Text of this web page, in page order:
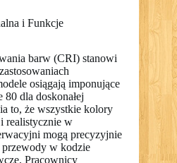
i Funkcje
barw (CRI) stanowi
osiągają imponujące
dla doskonałej
to, że wszystkie kolory
realistycznie w
mogą precyzyjnie
w kodzie
Pracownicy